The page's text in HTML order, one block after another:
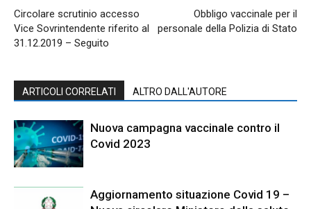
Circolare scrutinio accesso
Vice Sovrintendente riferito al
31.12.2019 – Seguito
Obbligo vaccinale per il
personale della Polizia di Stato
ARTICOLI CORRELATI ALTRO DALL'AUTORE
Nuova campagna vaccinale contro il
Covid 2023
Aggiornamento situazione Covid 19 –